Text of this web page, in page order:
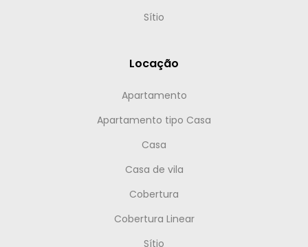
Sítio
Locação
Apartamento
Apartamento tipo Casa
Casa
Casa de vila
Cobertura
Cobertura Linear
Sítio